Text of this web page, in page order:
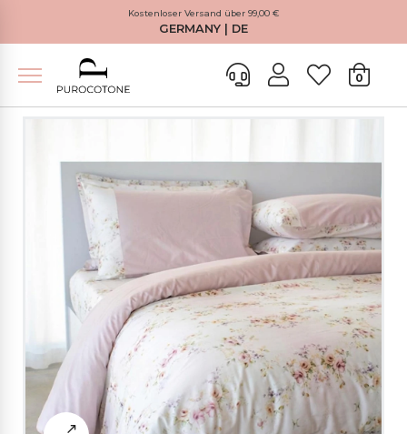
Kostenloser Versand über 99,00 €
GERMANY | DE
0